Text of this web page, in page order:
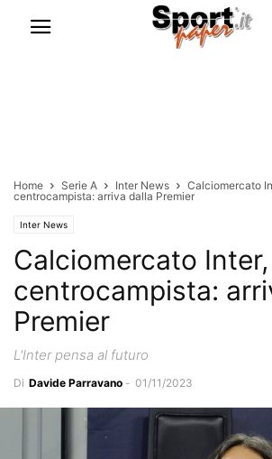
Home Serie A Inter News
Calciomercato
centrocampista: arriva dalla Premier
Inter News
Calciomercato
centrocampista:
Premier
L'Inter pensa al futuro
Di Davide Parravano - 01/11/2023